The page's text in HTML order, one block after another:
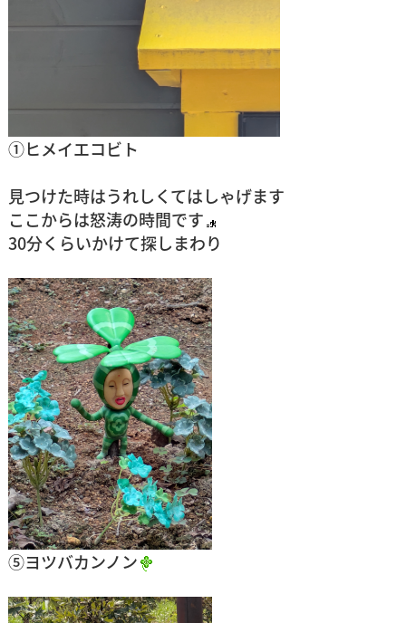
①ヒメイエコビト
見つけた時はうれしくてはしゃげます
ここからは怒涛の時間です
30分くらいかけて探しまわり
⑤ヨツバカンノン